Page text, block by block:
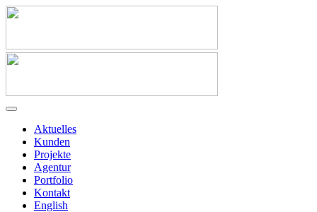
Aktuelles
Kunden
Projekte
Agentur
Portfolio
Kontakt
English